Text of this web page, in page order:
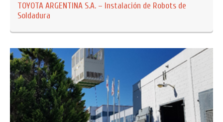
TOYOTA ARGENTINA S.A. – Instalación de Robots de
Soldadura